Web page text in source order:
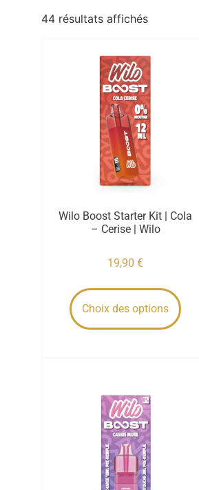
44 résultats affichés
Wilo Boost Starter Kit | Cola
– Cerise | Wilo
19,90€
Choix des options